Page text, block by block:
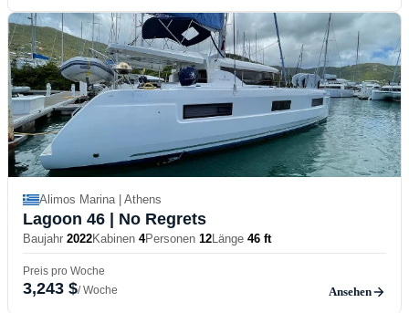
Alimos Marina | Athens
Lagoon 46 | No Regrets
Baujahr 2022Kabinen 4Personen 12Länge 46 ft
Preis pro Woche
3,243 $/ Woche Ansehen